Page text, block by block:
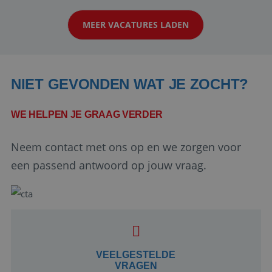
klanten te overtuigen om die droomreis te
boeken! ...
MEER VACATURES LADEN
NIET GEVONDEN WAT JE ZOCHT?
WE HELPEN JE GRAAG VERDER
Neem contact met ons op en we zorgen voor
een passend antwoord op jouw vraag.
VEELGESTELDE
VRAGEN
Google Privacy Policy